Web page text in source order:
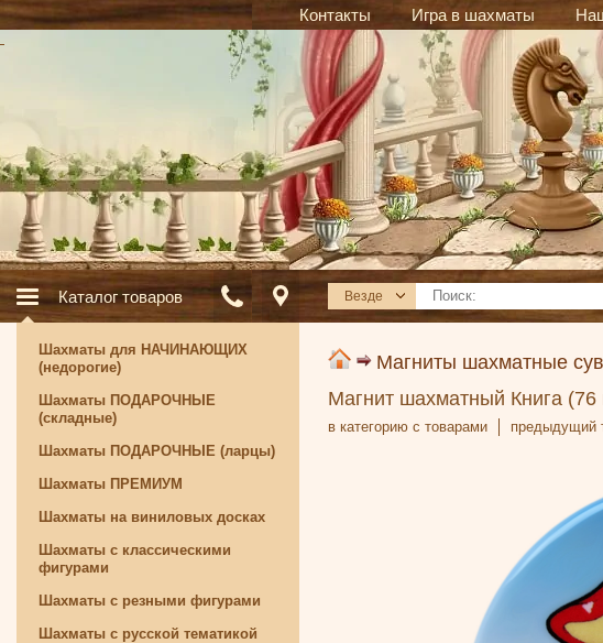
Контакты Игра в шахматы
Каталог товаров Везде
Магниты шахматные
Магнит шахматный Книга
в категорию с товарами
предыдущий
Шахматы для НАЧИНАЮЩИХ
(недорогие)
Шахматы ПОДАРОЧНЫЕ
(складные)
Шахматы ПОДАРОЧНЫЕ (ларцы)
Шахматы ПРЕМИУМ
Шахматы на виниловых досках
Шахматы с классическими
фигурами
Шахматы с резными фигурами
Шахматы с русской тематикой